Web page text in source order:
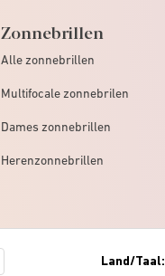
Zonnebrillen
Alle zonnebrillen
Multifocale zonnebrilen
Dames zonnebrillen
Herenzonnebrillen
Land/Taal: